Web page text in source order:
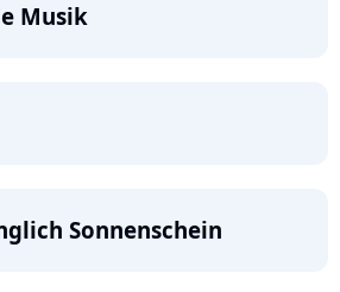
Musik
Sonnenschein